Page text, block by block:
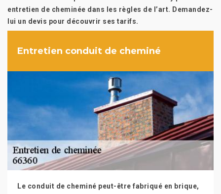
entretien de cheminée dans les règles de l’art. Demandez-
lui un devis pour découvrir ses tarifs.
Entretien conduit de cheminé
Le conduit de cheminé peut-être fabriqué en brique,